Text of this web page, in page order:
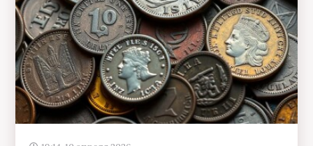
19:14, 10 апреля 2026